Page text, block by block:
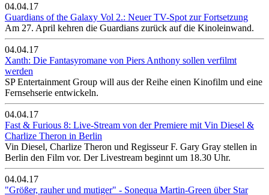
04.04.17
Guardians of the Galaxy Vol 2.: Neuer TV-Spot zur Fortsetzung
Am 27. April kehren die Guardians zurück auf die Kinoleinwand.
04.04.17
Xanth: Die Fantasyromane von Piers Anthony sollen verfilmt
werden
SP Entertainment Group will aus der Reihe einen Kinofilm und eine
Fernsehserie entwickeln.
04.04.17
Fast & Furious 8: Live-Stream von der Premiere mit Vin Diesel &
Charlize Theron in Berlin
Vin Diesel, Charlize Theron und Regisseur F. Gary Gray stellen in
Berlin den Film vor. Der Livestream beginnt um 18.30 Uhr.
04.04.17
"Größer, rauher und mutiger" - Sonequa Martin-Green über Star